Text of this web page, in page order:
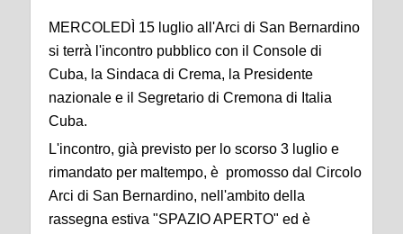
MERCOLEDÌ 15 luglio all'Arci di San Bernardino
si terrà l'incontro pubblico con il Console di
Cuba, la Sindaca di Crema, la Presidente
nazionale e il Segretario di Cremona di Italia
Cuba.
L'incontro, già previsto per lo scorso 3 luglio e
rimandato per maltempo, è promosso dal Circolo
Arci di San Bernardino, nell'ambito della
rassegna estiva "SPAZIO APERTO" ed è